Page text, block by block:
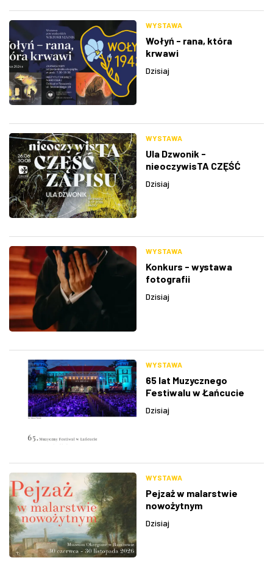
WYSTAWA
Wołyń - rana, która
krwawi
Dzisiaj
WYSTAWA
Ula Dzwonik -
nieoczywisTA CZĘŚĆ
Dzisiaj
WYSTAWA
Konkurs - wystawa
fotografii
Dzisiaj
WYSTAWA
65 lat Muzycznego
Festiwalu w Łańcucie
Dzisiaj
WYSTAWA
Pejzaż w malarstwie
nowożytnym
Dzisiaj